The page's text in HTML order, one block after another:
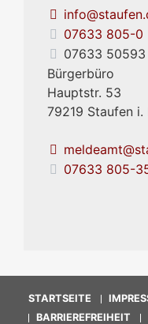
07633 805-0
07633 50593
Bürgerbüro
Hauptstr. 53
79219 Staufen i.
07633 805-
STARTSEITE
BARRIEREFREIHEIT